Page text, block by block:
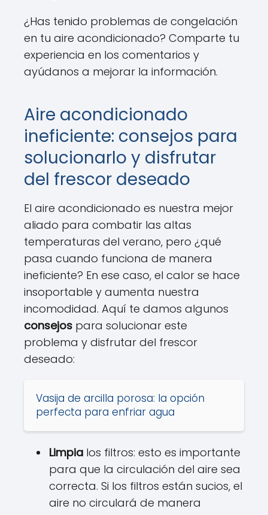
¿Has tenido problemas de congelación
en tu aire acondicionado? Comparte tu
experiencia en los comentarios y
ayúdanos a mejorar la información.
Aire acondicionado
ineficiente: consejos para
solucionarlo y disfrutar
del frescor deseado
El aire acondicionado es nuestra mejor
aliado para combatir las altas
temperaturas del verano, pero ¿qué
pasa cuando funciona de manera
ineficiente? En ese caso, el calor se hace
insoportable y aumenta nuestra
incomodidad. Aquí te damos algunos
consejos para solucionar este
problema y disfrutar del frescor
deseado:
Vasija de arcilla porosa: la opción
perfecta para enfriar agua
Limpia los filtros: esto es importante
para que la circulación del aire sea
correcta. Si los filtros están sucios, el
aire no circulará de manera